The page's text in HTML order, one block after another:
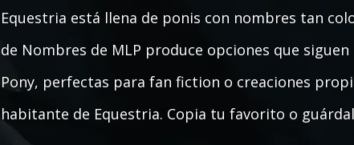
Equestria está llena de ponis con nombres tan
de Nombres de MLP produce opciones que
Pony, perfectas para fan fiction o creaciones
habitante de Equestria. Copia tu favorito o